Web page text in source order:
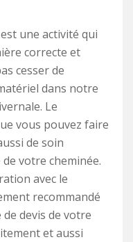
une activité qui
correcte et
cesser de
dans notre
Le
vous pouvez faire
de soin
votre cheminée.
avec le
recommandé
devis de votre
et aussi